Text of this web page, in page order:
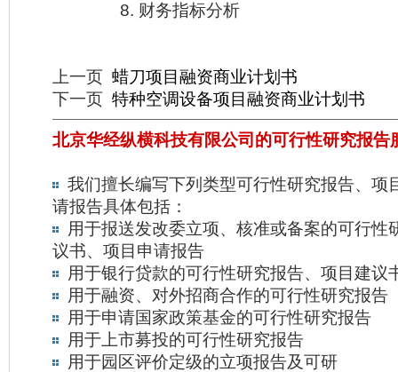
8. 财务指标分析
上一页蜡刀项目融资商业计划书
下一页特种空调设备项目融资商业计划书
北京华经纵横科技有限公司的可行性研究报告
我们擅长编写下列类型可行性研究报告、项
请报告具体包括：
用于报送发改委立项、核准或备案的可行性
议书、项目申请报告
用于银行贷款的可行性研究报告、项目建议
用于融资、对外招商合作的可行性研究报告
用于申请国家政策基金的可行性研究报告
用于上市募投的可行性研究报告
用于园区评价定级的立项报告及可研